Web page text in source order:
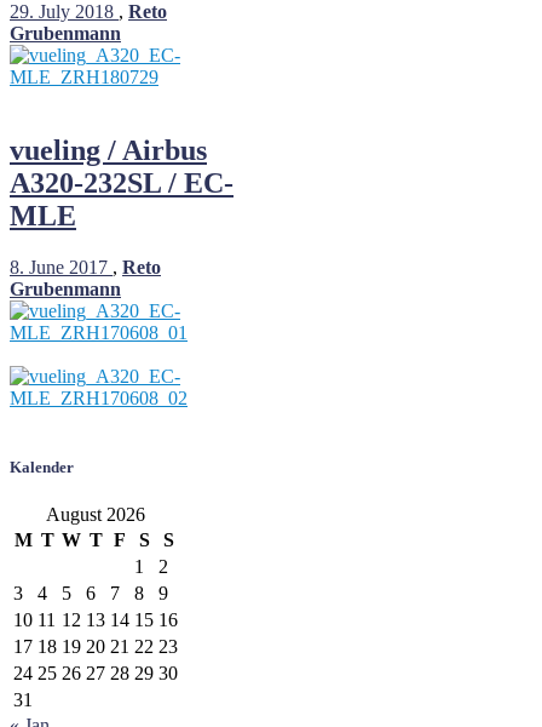
29. July 2018 , Reto
Grubenmann
vueling / Airbus
A320-232SL / EC-
MLE
8. June 2017 , Reto
Grubenmann
Kalender
August 2026
M T W T F S
S
1
2
3
4 5 6 7 8
9
10 11 12 13 14 15 16
17 18 19 20 21 22 23
24 25 26 27 28 29 30
31